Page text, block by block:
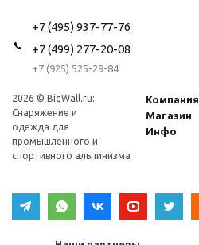
+7 (495) 937-77-76
+7 (499) 277-20-08
+7 (925) 525-29-84
2026 © BigWall.ru:
Снаряжение и
одежда для
промышленного и
спортивного альпинизма
Компания
Магазин
Инфо